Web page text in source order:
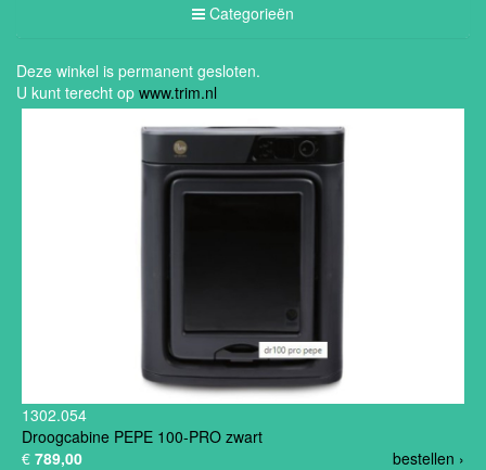
Toggle
Categorieën
Deze winkel is permanent gesloten.
U kunt terecht op www.trim.nl
1302.054
Droogcabine PEPE 100-PRO zwart
bestellen ›
€ 789,00